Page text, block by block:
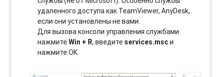
удаленного доступа как TeamViewer, AnyDesk,
если они установлены не вами.
Для вызова консоли управления службами
нажмитеWin + R, введите services.mscи
нажмите OK.